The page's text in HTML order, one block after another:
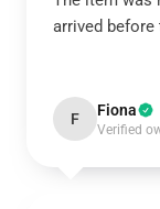
arrived before
F Fiona
Verified